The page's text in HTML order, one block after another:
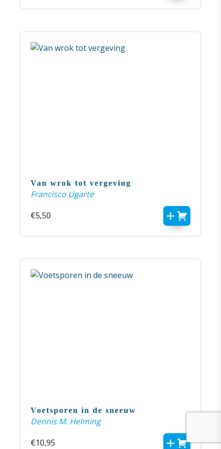
Van wrok tot vergeving
Francisco Ugarte
€5,50
Voetsporen in de sneeuw
Dennis M. Helming
€10,95